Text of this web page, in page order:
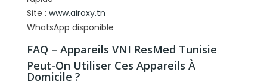
Site : www.airoxy.tn
WhatsApp disponible
FAQ – Appareils VNI ResMed Tunisie
Peut-On Utiliser Ces Appareils À
Domicile ?